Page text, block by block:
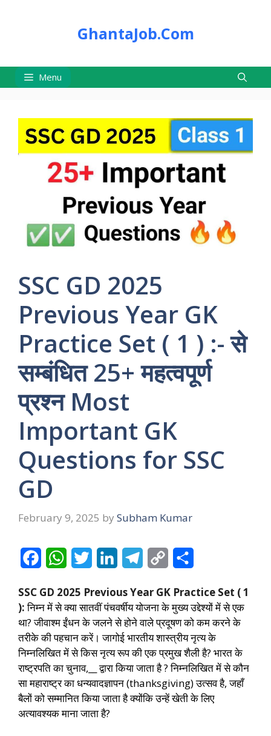
GhantaJob.Com
Menu
SSC GD 2025
Previous Year GK
Practice Set ( 1 ) :- से
सम्बंधित 25+ महत्वपूर्ण
प्रश्न Most
Important GK
Questions for SSC
GD
February 9, 2025 by Subham Kumar
c
e
b
o
o
k
W
a
t
s
A
p
p
i
t
t
e
r
n
k
e
d
I
n
l
e
g
a
m
p
y
L
i
n
k
a
r
e
SSC GD 2025 Previous Year GK Practice Set ( 1
):निम्न में से क्या सातवीं पंचवर्षीय योजना के मुख्य उद्देश्यों में से एक
था? जीवाश्म ईंधन के जलने से होने वाले प्रदूषण को कम करने के
तरीके की पहचान करें। जागोई भारतीय शास्त्रीय नृत्य के
निम्नलिखित में से किस नृत्य रूप की एक प्रमुख शैली है? भारत के
राष्ट्रपति का चुनाव,__ द्वारा किया जाता है ? निम्नलिखित में से कौन
सा महाराष्ट्र का धन्यवादज्ञापन (thanksgiving) उत्सव है, जहाँ
बैलों को सम्मानित किया जाता है क्योंकि उन्हें खेती के लिए
अत्यावश्यक माना जाता है?